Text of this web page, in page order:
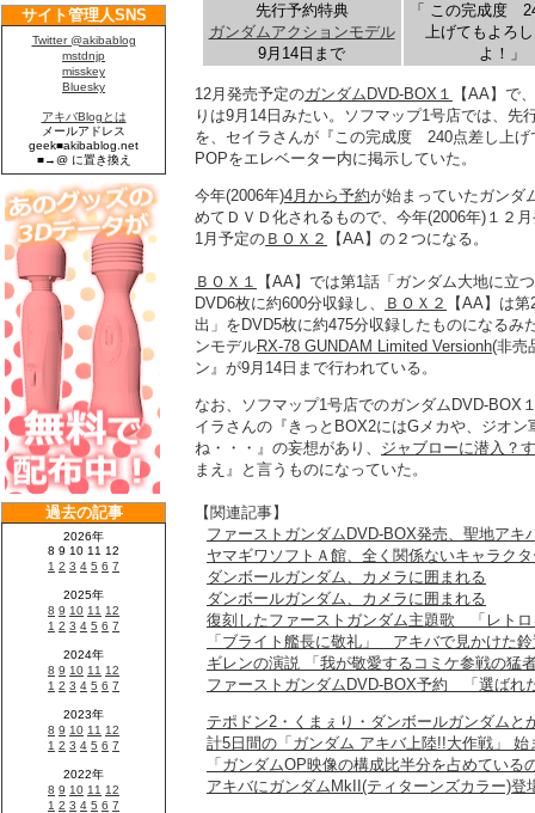
先行予約特典
ガンダムアクションモデル
9月14日まで
「 この完成度
上げてもよろ
よ！」
12月発売予定のガンダムDVD-BOX１
【AA】で
りは9月14日みたい。ソフマップ1号店では、先
を、セイラさんが『この完成度 240点差し上げ
POPをエレベーター内に掲示していた。
今年(2006年)4月から予約が始まっていたガンダ
めてＤＶＤ化されるもので、今年(2006年)１２
1月予定の ＢＯＸ２ 【AA】の２つになる。
ＢＯＸ１
【AA】では第1話「ガンダム大地に立
DVD6枚に約600分収録し、
ＢＯＸ２
【AA】は
出」をDVD5枚に約475分収録したものになるみ
ンモデルRX-78 GUNDAM Limited Versionh(非売
ン』が9月14日まで行われている。
なお、ソフマップ1号店でのガンダムDVD-BOX
イラさんの『きっとBOX2にはGメカや、ジオ
ね・・・』の妄想があり、 ジャブローに潜入？
まえ』と言うものになっていた。
【関連記事】
ファーストガンダムDVD-BOX発売、聖地アキ
ヤマギワソフトＡ館、全く関係ないキャラク
ダンボールガンダム、カメラに囲まれる
ダンボールガンダム、カメラに囲まれる
復刻したファーストガンダム主題歌 「レト
「ブライト艦長に敬礼」 アキバで見かけた
ギレンの演説 「我が敬愛するコミケ参戦の猛
ファーストガンダムDVD-BOX予約 「選ばれ
テポドン2・くまぇり・ダンボールガンダムと
計5日間の「ガンダム アキバ上陸!!大作戦」 始
「ガンダムOP映像の構成比半分を占めている
アキバにガンダムMkII(ティターンズカラー)